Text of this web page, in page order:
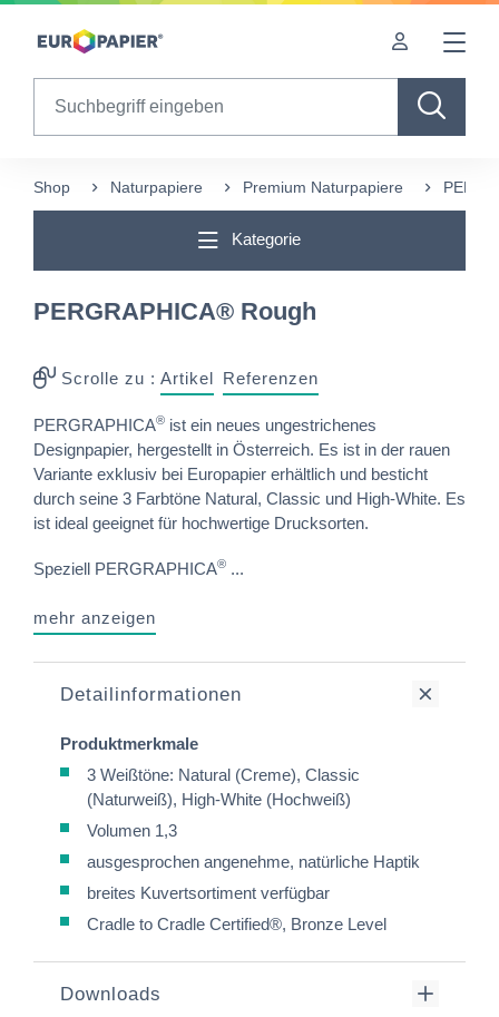
Table Of Content
Ergänzende Produkte
Diese Produkte könnten Sie auch interessieren
Bösendorfer Notizbücher aus hochwertigen Design-Papieren
Shop Naturpapiere Premium Naturpapiere
Kategorie
PERGRAPHICA® Rough
Scrolle zu : Artikel Referenzen
PERGRAPHICA® ist ein neues ungestrichenes
Designpapier, hergestellt in Österreich. Es ist in der rauen
Variante exklusiv bei Europapier erhältlich und besticht
durch seine 3 Farbtöne Natural, Classic und High-White. Es
ist ideal geeignet für hochwertige Drucksorten.
Speziell PERGRAPHICA® ...
mehr anzeigen
Detailinformationen
Produktmerkmale
3 Weißtöne: Natural (Creme), Classic
(Naturweiß), High-White (Hochweiß)
Volumen 1,3
ausgesprochen angenehme, natürliche Haptik
breites Kuvertsortiment verfügbar
Cradle to Cradle Certified®, Bronze Level
Downloads